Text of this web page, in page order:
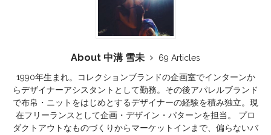
About 中溝 雪未
69 Articles
1990年生まれ。コレクションブランドの企画室でインターンか
らデザイナーアシスタントとして勤務。その後アパレルブランド
で布帛・ニットをはじめとするデザイナーの経験を積み独立。現
在フリーランスとして企画・デザイン・パターンを担当。 プロ
ダクトアウトなものづくりからマーケットインまで、偏らないバ